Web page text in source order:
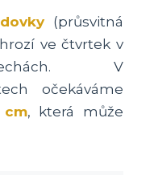
(průsvitná
ve čtvrtek v
V
očekáváme
cm, která může